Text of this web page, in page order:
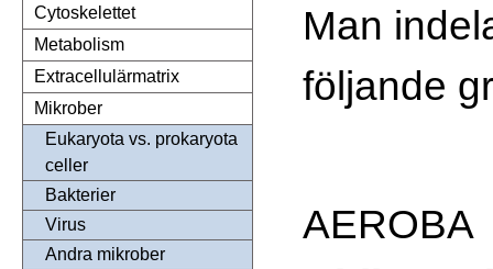
Cytoskelettet
Metabolism
Extracellulärmatrix
Mikrober
Eukaryota vs. prokaryota
celler
Bakterier
Virus
Andra mikrober
Man
följande
AEROBA